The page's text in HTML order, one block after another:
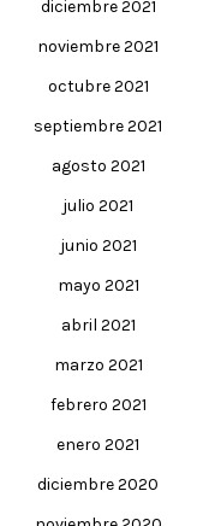
diciembre 2021
noviembre 2021
octubre 2021
septiembre 2021
agosto 2021
julio 2021
junio 2021
mayo 2021
abril 2021
marzo 2021
febrero 2021
enero 2021
diciembre 2020